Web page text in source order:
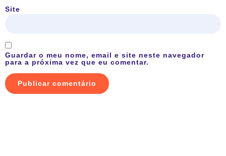
Site
Guardar o meu nome, email e site neste navegador
para a próxima vez que eu comentar.